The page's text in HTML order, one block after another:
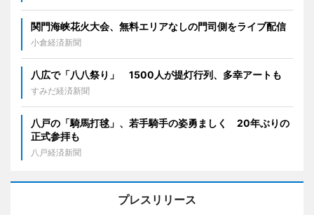
関門海峡花火大会、無料エリアなしの門司側をライブ配信
小倉経済新聞
八広で「八八祭り」 1500人が提灯行列、多幸アートも
すみだ経済新聞
八戸の「騎馬打毬」、若手騎手の姿勇ましく 20年ぶりの
正式参拝も
八戸経済新聞
プレスリリース